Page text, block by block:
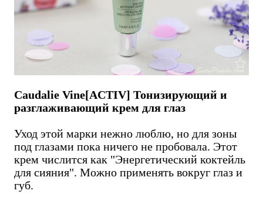
Caudalie Vine[ACTIV] Тонизирующий и
разглаживающий крем для глаз
Уход этой марки нежно люблю, но для зоны
под глазами пока ничего не пробовала. Этот
крем числится как "Энергетический коктейль
для сияния". Можно применять вокруг глаз и
губ.